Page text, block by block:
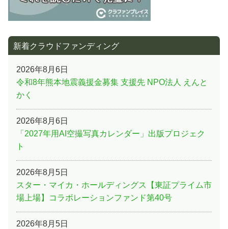
新着クラウドファンディング
2026年8月6日
令和8年熊本地震義援金募集 支援先 NPO法人 えんと
かく
2026年8月6日
「2027年用AI空撮写真カレンダー」出版プロジェク
ト
2026年8月5日
スター・マイカ・ホールディングス【東証プライム市
場上場】コラボレーションファンド第40号
2026年8月5日